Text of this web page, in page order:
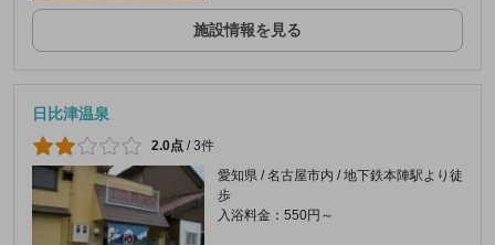
施設情報を見る
日比津温泉
2.0点 /3件
愛知県 / 名古屋市内 / 地下鉄本陣駅より徒
歩
入浴料金：550円～